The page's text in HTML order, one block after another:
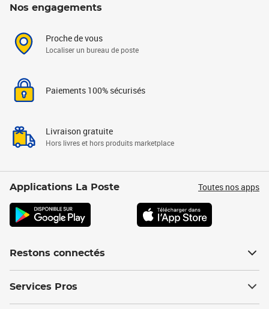
Nos engagements
Proche de vous
Localiser un bureau de poste
Paiements 100% sécurisés
Livraison gratuite
Hors livres et hors produits marketplace
Applications La Poste Toutes nos apps
Restons connectés
Services Pros